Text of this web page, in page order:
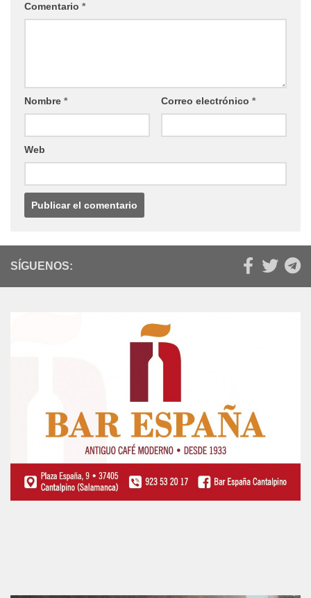
Comentario *
Nombre * Correo electrónico *
Web
SÍGUENOS: